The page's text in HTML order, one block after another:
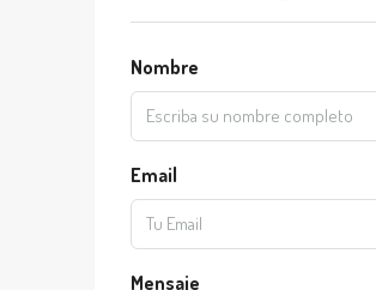
Nombre
Email
Mensaje